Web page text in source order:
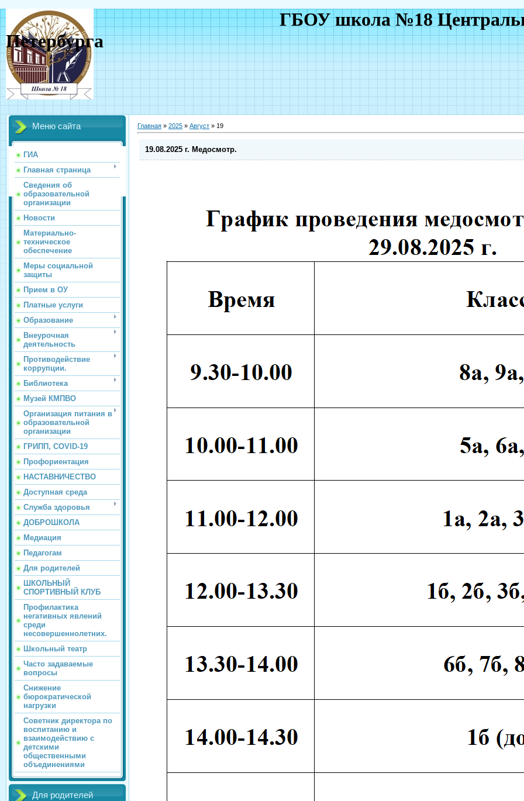
ГБОУ школа №18
Петербурга
Меню сайта
ГИА
Главная страница
Сведения об
образовательной
организации
Новости
Материально-
техническое
обеспечение
Меры социальной
защиты
Прием в ОУ
Платные услуги
Образование
Внеурочная
деятельность
Противодействие
коррупции.
Библиотека
Музей КМПВО
Организация питания в
образовательной
организации
ГРИПП, COVID-19
Профориентация
НАСТАВНИЧЕСТВО
Доступная среда
Служба здоровья
ДОБРОШКОЛА
Медиация
Педагогам
Для родителей
ШКОЛЬНЫЙ
СПОРТИВНЫЙ КЛУБ
Профилактика
негативных явлений
среди
несовершеннолетних.
Школьный театр
Часто задаваемые
вопросы
Снижение
бюрократической
нагрузки
Советник директора по
воспитанию и
взаимодействию с
детскими
общественными
объединениями
Для родителей
Главная » 2025 » Август » 19
19.08.2025 г. Медосмотр.